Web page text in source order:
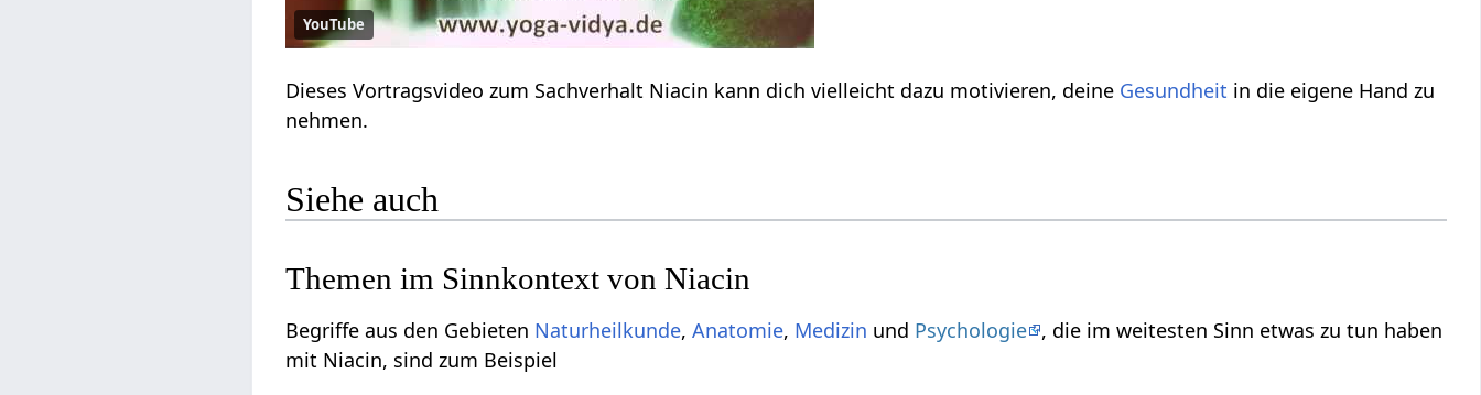
YouTube
Dieses Vortragsvideo zum Sachverhalt Niacin kann dich vielleicht dazu motivieren, deine Gesundheit in die eigene Hand zu
nehmen.
Siehe auch
Themen im Sinnkontext von Niacin
Begriffe aus den Gebieten Naturheilkunde,Anatomie, Medizin und Psychologie , die im weitesten Sinn etwas zu tun haben
mit Niacin, sind zum Beispiel